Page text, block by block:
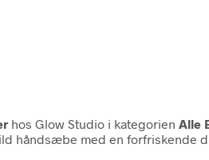
hos Glow Studio i kategorien Alle
håndsæbe med en forfriskende